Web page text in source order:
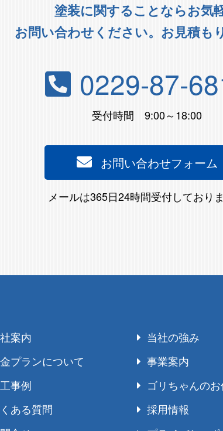
塗装に関することならお気
お問い合わせください。お見積も
0229-87-
受付時間 9:00～18:00
お問い合わせフォーム
メールは365日24時間受付しており
案内
当社の強み
プランについて
事業案内
事例
ゴリちゃんの
ある質問
採用情報